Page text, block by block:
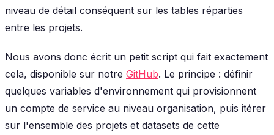
niveau de détail conséquent sur les tables réparties
entre les projets.
Nous avons donc écrit un petit script qui fait exactement
cela, disponible sur notre GitHub. Le principe : définir
quelques variables d'environnement qui provisionnent
un compte de service au niveau organisation, puis itérer
sur l'ensemble des projets et datasets de cette